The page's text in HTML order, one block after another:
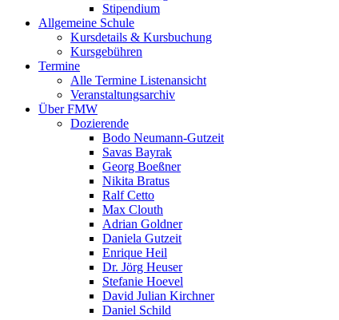
Stipendium
Allgemeine Schule
Kursdetails & Kursbuchung
Kursgebühren
Termine
Alle Termine Listenansicht
Veranstaltungsarchiv
Über FMW
Dozierende
Bodo Neumann-Gutzeit
Savas Bayrak
Georg Boeßner
Nikita Bratus
Ralf Cetto
Max Clouth
Adrian Goldner
Daniela Gutzeit
Enrique Heil
Dr. Jörg Heuser
Stefanie Hoevel
David Julian Kirchner
Daniel Schild